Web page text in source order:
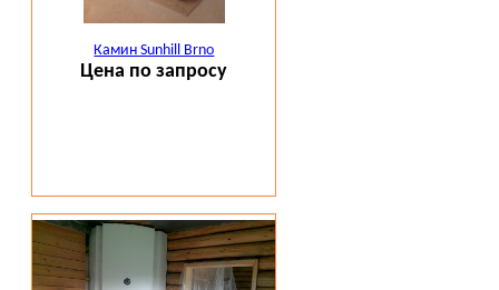
Камин Sunhill Brno
Цена по запросу